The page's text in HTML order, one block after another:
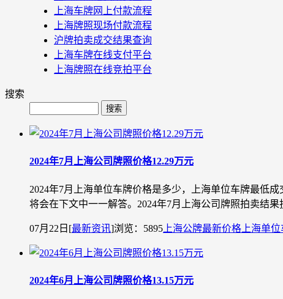
上海车牌网上付款流程
上海牌照现场付款流程
沪牌拍卖成交结果查询
上海车牌在线支付平台
上海牌照在线竞拍平台
搜索
2024年7月上海公司牌照价格12.29万元
2024年7月上海单位车牌价格是多少，上海单位车牌最低
将会在下文中一一解答。2024年7月上海公司牌照拍卖结
07月22日 [最新资讯]浏览：5895 上海公牌最新价格 上海单
2024年6月上海公司牌照价格13.15万元